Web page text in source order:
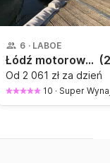
6 · LABOE
Łódź motorowa Finnmaster T6 200KM
Od 2 061 zł za dzień
10 · Super